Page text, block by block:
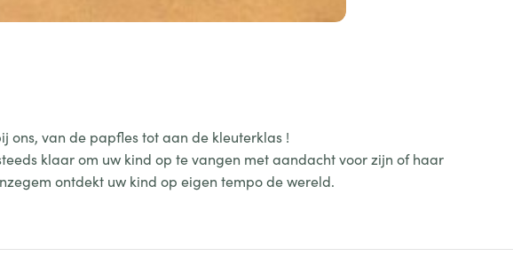
ons, van de papfles tot aan de kleuterklas !
klaar om uw kind op te vangen met aandacht voor zijn of haar
ontdekt uw kind op eigen tempo de wereld.